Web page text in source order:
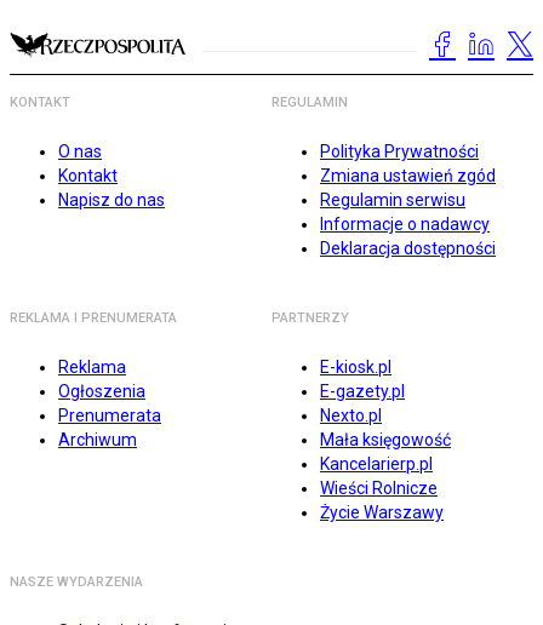
KONTAKT
O nas
Kontakt
Napisz do nas
REGULAMIN
Polityka Prywatności
Zmiana ustawień zgód
Regulamin serwisu
Informacje o nadawcy
Deklaracja dostępności
REKLAMA I PRENUMERATA
Reklama
Ogłoszenia
Prenumerata
Archiwum
PARTNERZY
E-kiosk.pl
E-gazety.pl
Nexto.pl
Mała księgowość
Kancelarierp.pl
Wieści Rolnicze
Życie Warszawy
NASZE WYDARZENIA